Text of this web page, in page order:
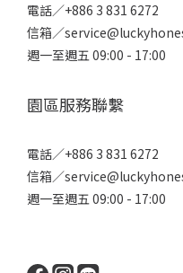
電話／+886 3 831 6272
信箱／
週一至週五 09:00 - 17:00
園區服務聯繫
電話／+886 3 831 6272
信箱／
週一至週五 09:00 - 17:00